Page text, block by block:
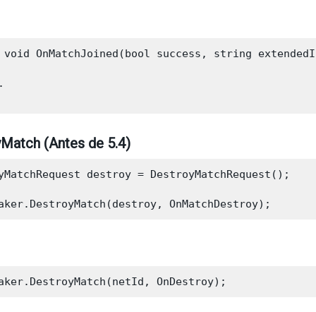
OnMatchJoined(bool success, string
(Antes de 5.4)
destroy = DestroyMatchRequest();